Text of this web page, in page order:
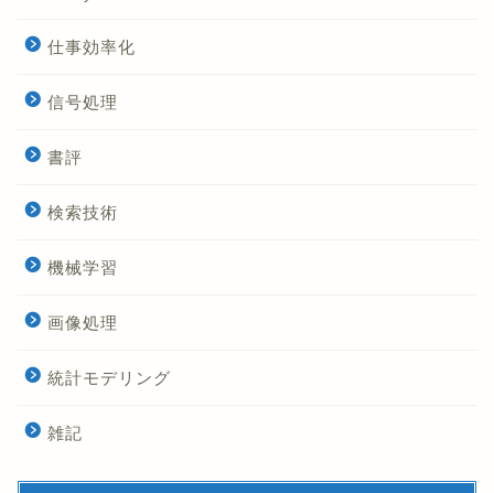
仕事効率化
信号処理
書評
検索技術
機械学習
画像処理
統計モデリング
雑記